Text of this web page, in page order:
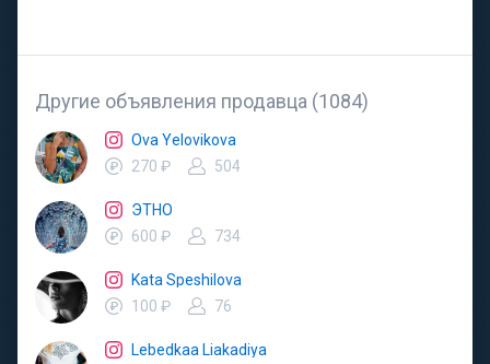
Другие объявления продавца (1084)
Ova Yelovikova
270 ₽
504
ЭТНО
600 ₽
734
Kata Speshilova
100 ₽
76
Lebedkaa Liakadiya